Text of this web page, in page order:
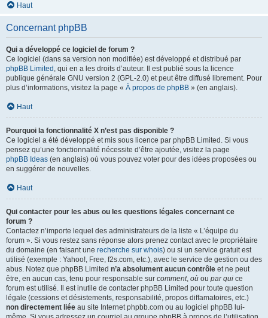
Haut
Concernant phpBB
Qui a développé ce logiciel de forum ?
Ce logiciel (dans sa version non modifiée) est développé et distribué par
phpBB Limited , qui en a les droits d’auteur. Il est publié sous la licence
publique générale GNU version 2 (GPL-2.0) et peut être diffusé librement. Pour
plus d’informations, visitez la page « À propos de phpBB » (en anglais).
Haut
Pourquoi la fonctionnalité X n’est pas disponible ?
Ce logiciel a été développé et mis sous licence par phpBB Limited. Si vous
pensez qu’une fonctionnalité nécessite d’être ajoutée, visitez la page
phpBB Ideas (en anglais) où vous pouvez voter pour des idées proposées ou
en suggérer de nouvelles.
Haut
Qui contacter pour les abus ou les questions légales concernant ce
forum ?
Contactez n’importe lequel des administrateurs de la liste « L’équipe du
forum ». Si vous restez sans réponse alors prenez contact avec le propriétaire
du domaine (en faisant une recherche sur whois) ou si un service gratuit est
utilisé (exemple : Yahoo!, Free, f2s.com, etc.), avec le service de gestion ou des
abus. Notez que phpBB Limited n’a absolument aucun contrôle et ne peut
être, en aucun cas, tenu pour responsable sur comment, où ou par qui ce
forum est utilisé. Il est inutile de contacter phpBB Limited pour toute question
légale (cessions et désistements, responsabilité, propos diffamatoires, etc.)
non directement liée au site Internet phpbb.com ou au logiciel phpBB lui-